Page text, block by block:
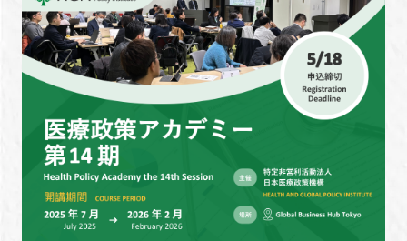
イベント
プログラム
インタビュー・コラム
ニュース・掲示板
LINK-Jを知る